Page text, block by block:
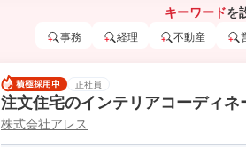
キーワードを
事務 経理 不動産
正社員
注文住宅のインテリアコーディネ
株式会社アレス